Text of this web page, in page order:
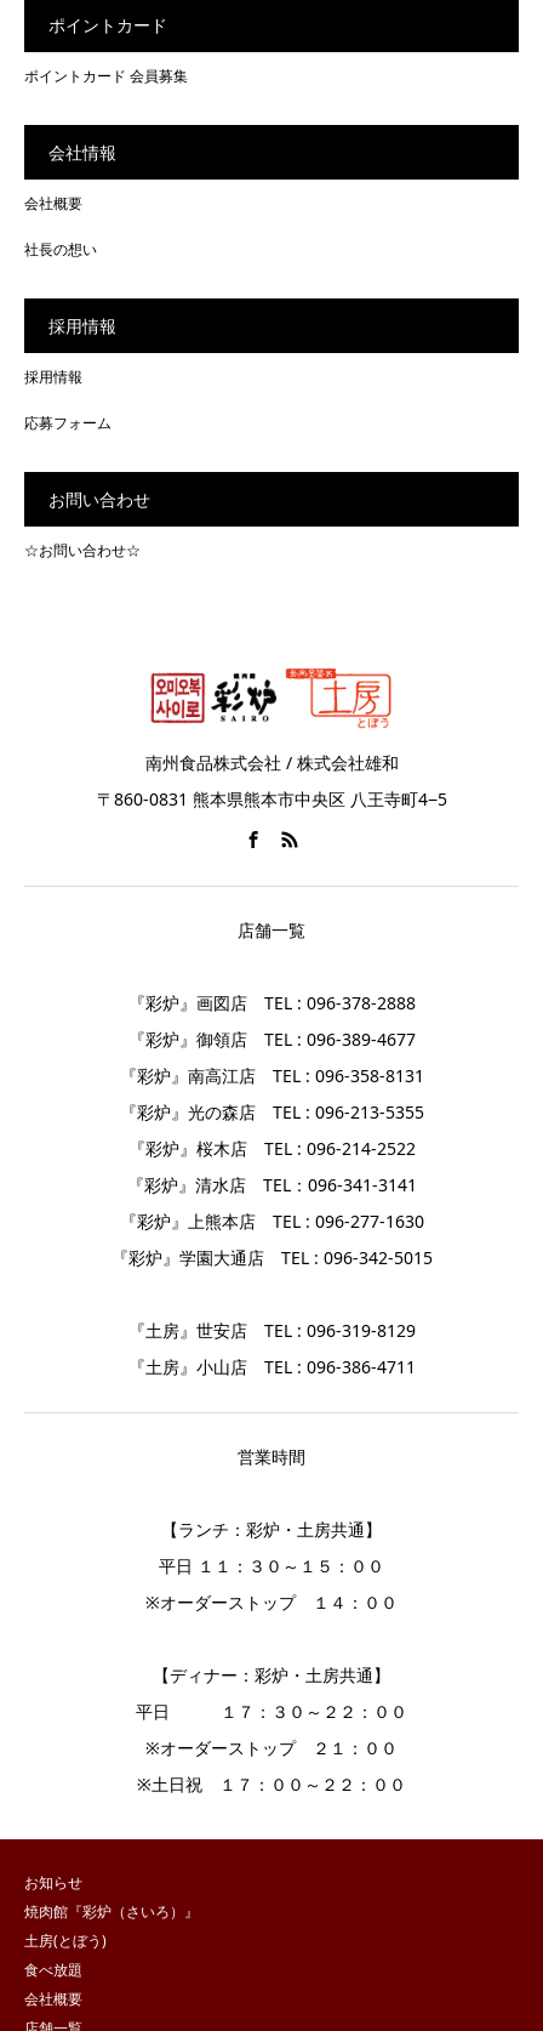
ポイントカード
ポイントカード 会員募集
会社情報
会社概要
社長の想い
採用情報
採用情報
応募フォーム
お問い合わせ
☆お問い合わせ☆
南州食品株式会社 / 株式会社雄和
〒860-0831 熊本県熊本市中央区 八王寺町4−5
店舗一覧
『彩炉』画図店 TEL : 096-378-2888
『彩炉』御領店 TEL : 096-389-4677
『彩炉』南高江店 TEL : 096-358-8131
『彩炉』光の森店 TEL : 096-213-5355
『彩炉』桜木店 TEL : 096-214-2522
『彩炉』清水店 TEL：096-341-3141
『彩炉』上熊本店 TEL : 096-277-1630
『彩炉』学園大通店 TEL : 096-342-5015
『土房』世安店 TEL : 096-319-8129
『土房』小山店 TEL : 096-386-4711
営業時間
【ランチ：彩炉・土房共通】
平日 １１：３０～１５：００
※オーダーストップ １４：００
【ディナー：彩炉・土房共通】
平日 １７：３０～２２：００
※オーダーストップ ２１：００
※土日祝 １７：００～２２：００
お知らせ
焼肉館『彩炉（さいろ）』
土房(とぼう)
食べ放題
会社概要